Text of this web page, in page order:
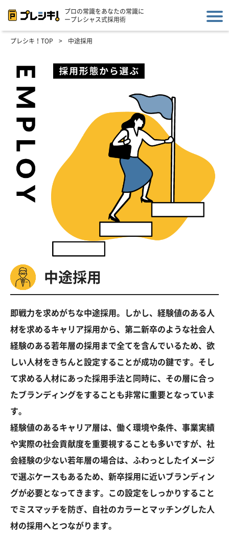
プロの常識をあなたの常識に
ープレシャス式採用術
プレシキ！TOP > 中途採用
中途採用
即戦力を求めがちな中途採用。しかし、経験値のある人
材を求めるキャリア採用から、第二新卒のような社会人
経験のある若年層の採用まで全てを含んでいるため、欲
しい人材をきちんと設定することが成功の鍵です。そし
て求める人材にあった採用手法と同時に、その層に合っ
たブランディングをすることも非常に重要となっていま
す。
経験値のあるキャリア層は、働く環境や条件、事業実績
や実際の社会貢献度を重要視することも多いですが、社
会経験の少ない若年層の場合は、ふわっとしたイメージ
で選ぶケースもあるため、新卒採用に近いブランディン
グが必要となってきます。この設定をしっかりすること
でミスマッチを防ぎ、自社のカラーとマッチングした人
材の採用へとつながります。